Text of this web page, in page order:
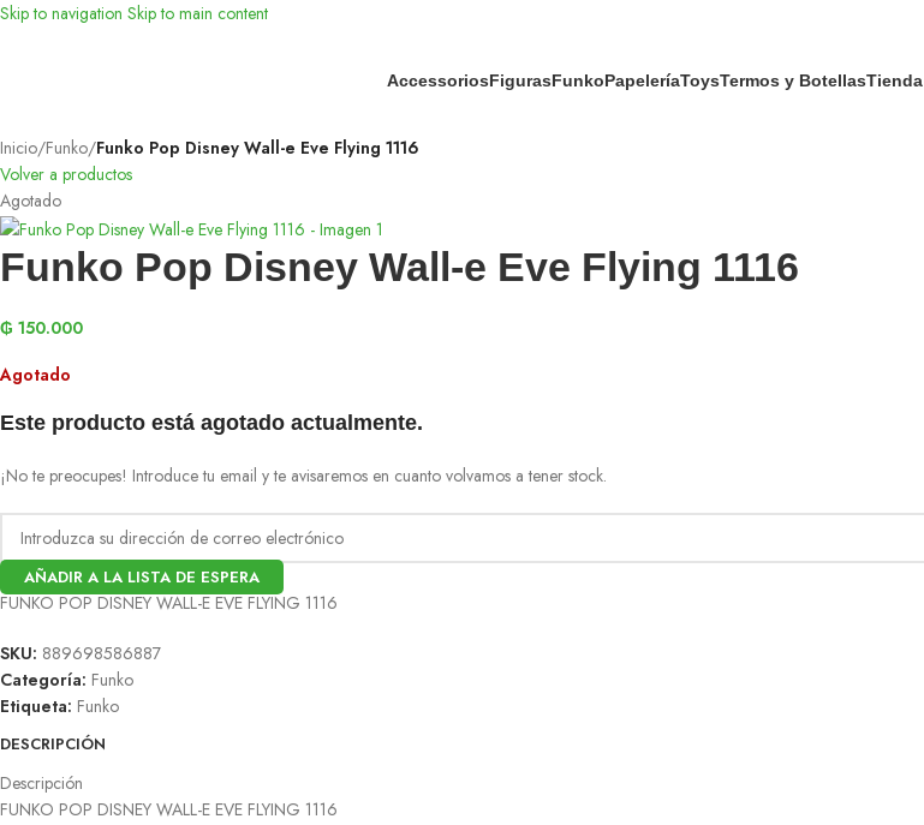
Skip to navigation Skip to main content
AccessoriosFigurasFunkoPapeleríaToysTermos y BotellasTienda
Inicio/Funko/Funko Pop Disney Wall-e Eve Flying 1116
Volver a productos
Agotado
Funko Pop Disney Wall-e Eve Flying 1116
₲ 150.000
Agotado
Este producto está agotado actualmente.
¡No te preocupes! Introduce tu email y te avisaremos en cuanto volvamos a tener stock.
AÑADIR A LA LISTA DE ESPERA
FUNKO POP DISNEY WALL-E EVE FLYING 1116
SKU: 889698586887
Categoría: Funko
Etiqueta: Funko
DESCRIPCIÓN
Descripción
FUNKO POP DISNEY WALL-E EVE FLYING 1116